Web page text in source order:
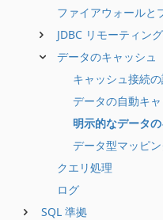
ファイアウォールと
JDBC リモーティング
データのキャッシュ
キャッシュ接続
データの自動キ
明示的なデータ
データ型マッピ
クエリ処理
ログ
SQL 準拠